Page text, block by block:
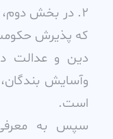
2. در بخش دوم،
که پذيرش
دين و عدالت
وآسايش
است.
سپس به